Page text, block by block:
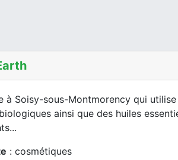
à Soisy-sous-Montmorency qui
ainsi que des huiles
: cosmétiques